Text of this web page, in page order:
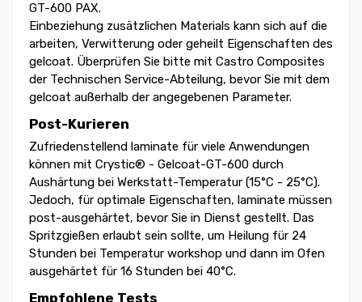
GT-600 PAX.
Einbeziehung zusätzlichen Materials kann sich auf die
arbeiten, Verwitterung oder geheilt Eigenschaften des
gelcoat. Überprüfen Sie bitte mit Castro Composites
der Technischen Service-Abteilung, bevor Sie mit dem
gelcoat außerhalb der angegebenen Parameter.
Post-Kurieren
Zufriedenstellend laminate für viele Anwendungen
können mit Crystic® - Gelcoat-GT-600 durch
Aushärtung bei Werkstatt-Temperatur (15°C - 25°C).
Jedoch, für optimale Eigenschaften, laminate müssen
post-ausgehärtet, bevor Sie in Dienst gestellt. Das
Spritzgießen erlaubt sein sollte, um Heilung für 24
Stunden bei Temperatur workshop und dann im Ofen
ausgehärtet für 16 Stunden bei 40°C.
Empfohlene Tests